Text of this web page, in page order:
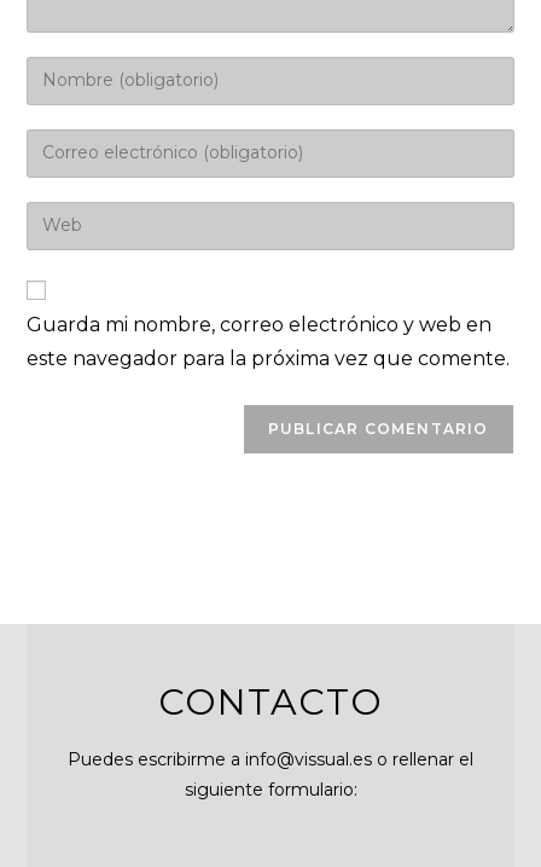
Guarda mi nombre, correo electrónico y web en
este navegador para la próxima vez que comente.
CONTACTO
Puedes escribirme a info@vissual.es o rellenar el
siguiente formulario: